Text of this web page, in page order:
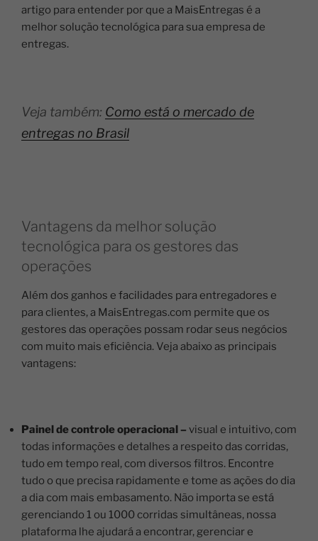
artigo para entender por que a MaisEntregas é a
melhor solução tecnológica para sua empresa de
entregas.
Veja também: Como está o mercado de
entregas no Brasil
Vantagens da melhor solução
tecnológica para os gestores das
operações
Além dos ganhos e facilidades para entregadores e
para clientes, a MaisEntregas.com permite que os
gestores das operações possam rodar seus negócios
com muito mais eficiência. Veja abaixo as principais
vantagens:
Painel de controle operacional – visual e intuitivo, com
todas informações e detalhes a respeito das corridas,
tudo em tempo real, com diversos filtros. Encontre
tudo o que precisa rapidamente e tome as ações do dia
a dia com mais embasamento. Não importa se está
gerenciando 1 ou 1000 corridas simultâneas, nossa
plataforma lhe ajudará a encontrar, gerenciar e